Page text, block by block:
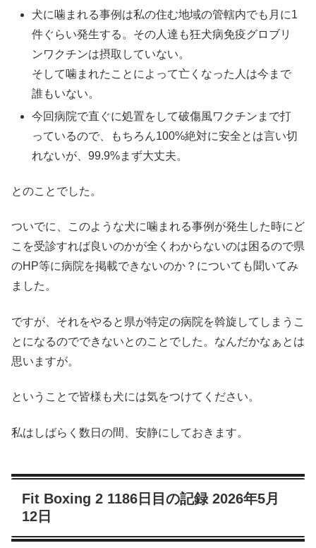
犬に噛まれる事例は私の住む地域の管轄内でも月に1
件ぐらい発生する。その人達も狂犬病免疫グロブリ
ンワクチンは摂取していない。
そして噛まれたことによって亡くなった人は今まで
誰もいない。
今回病院で直ぐに処置をして破傷風ワクチンまで打
っているので、もちろん100%絶対に安全とは言い切
れないが、99.9%まず大丈夫。
とのことでした。
ついでに、このような犬に噛まれる事例が発生した時にど
こを受診すれば良いのかが全くわからないのは困るので県
のHP等に病院を掲載できないのか？についても聞いてみ
ました。
ですが、それをやると県が特定の病院を斡旋してしまうこ
とになるのでできないとのことでした。なんだかなぁとは
思いますが。
ということで皆様も犬には気をつけてください。
私はしばらく数日の間、安静にしておきます。
Fit Boxing 2 1186日目の記録 2026年5月
12日